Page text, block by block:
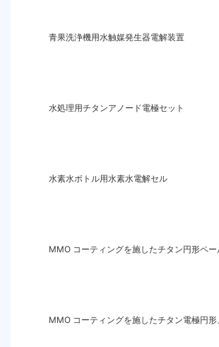
青果洗浄機用水触媒発生器電解装置
水処理用チタンアノード電極セット
水素水ボトル用水素水電解セル
MMO コーティングを施したチタン円形ペ
MMO コーティングを施したチタン電極円形